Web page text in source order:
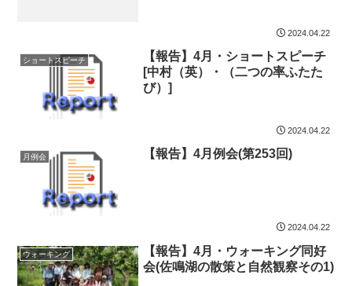
2024.04.22
ショートスピーチ
【報告】4月・ショートスピーチ
[中村（英）・（二つの率ふたた
び）]
2024.04.22
月例会 【報告】4月例会(第253回)
2024.04.22
ウォーキング
【報告】4月・ウォーキング同好
会(佐鳴湖の散策と自然観察その1)